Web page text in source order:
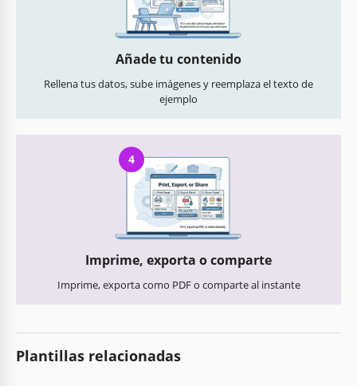
Añade tu contenido
Rellena tus datos, sube imágenes y reemplaza el texto de
ejemplo
4
Imprime, exporta o comparte
Imprime, exporta como PDF o comparte al instante
Plantillas relacionadas